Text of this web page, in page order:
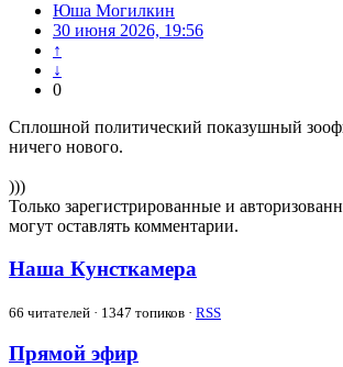
Юша Могилкин
30 июня 2026, 19:56
↑
↓
0
Сплошной политический показушный
ничего нового.
)))
Только зарегистрированные и
могут оставлять комментарии.
Наша Кунсткамера
66 читателей · 1347 топиков · RSS
Прямой эфир